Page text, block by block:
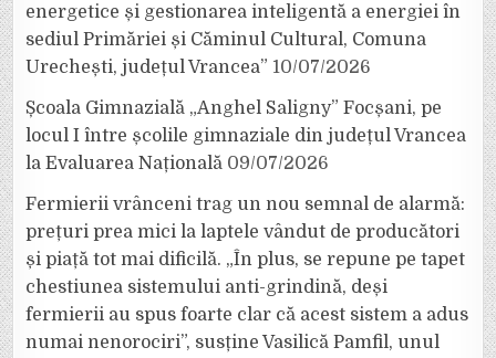
energetice și gestionarea inteligentă a energiei în
sediul Primăriei și Căminul Cultural, Comuna
Urechești, județul Vrancea” 10/07/2026
Școala Gimnazială „Anghel Saligny” Focșani, pe
locul I între școlile gimnaziale din județul Vrancea
la Evaluarea Națională 09/07/2026
Fermierii vrânceni trag un nou semnal de alarmă:
prețuri prea mici la laptele vândut de producători
și piață tot mai dificilă. „În plus, se repune pe tapet
chestiunea sistemului anti-grindină, deși
fermierii au spus foarte clar că acest sistem a adus
numai nenorociri”, susține Vasilică Pamfil, unul